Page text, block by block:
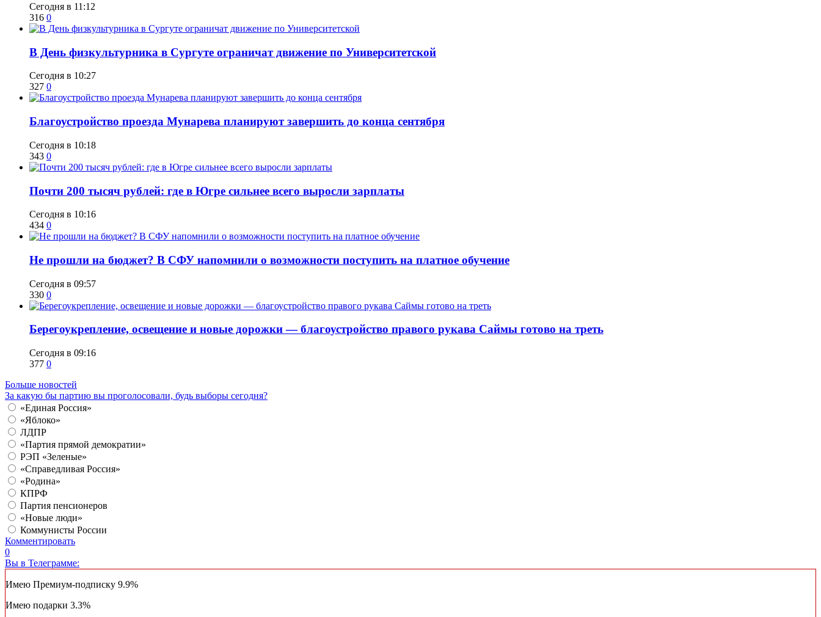
Сегодня в 11:12
316 0
​В День физкультурника в Сургуте ограничат движение по Университетской
Сегодня в 10:27
327 0
Благоустройство проезда Мунарева планируют завершить до конца сентября
Сегодня в 10:18
343 0
​Почти 200 тысяч рублей: где в Югре сильнее всего выросли зарплаты
Сегодня в 10:16
434 0
Не прошли на бюджет? В СФУ напомнили о возможности поступить на платное обучение
Сегодня в 09:57
330 0
Берегоукрепление, освещение и новые дорожки — благоустройство правого рукава Саймы готово на треть
Сегодня в 09:16
377 0
Больше новостей
За какую бы партию вы проголосовали, будь выборы сегодня?
«Единая Россия»
«Яблоко»
ЛДПР
«Партия прямой демократии»
РЭП «Зеленые»
«Справедливая Россия»
«Родина»
КПРФ
Партия пенсионеров
«Новые люди»
Коммунисты России
Комментировать
0
Вы в Телеграмме:
Имею Премиум-подписку 9.9%
Имею подарки 3.3%